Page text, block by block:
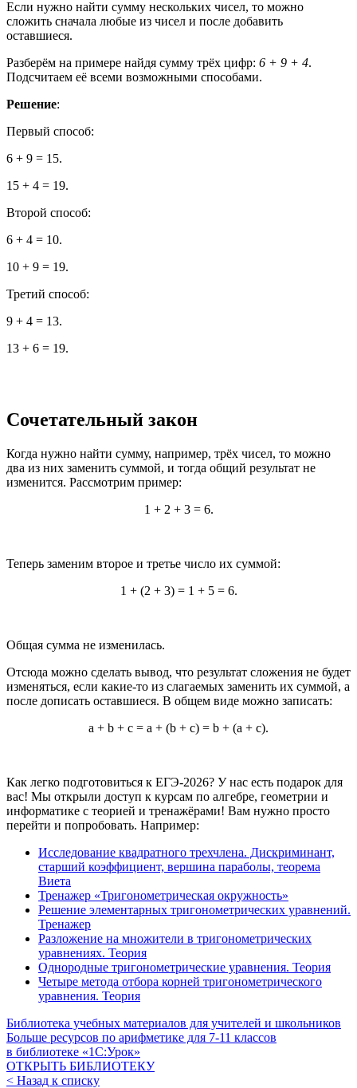
Если нужно найти сумму нескольких чисел, то можно
сложить сначала любые из чисел и после добавить
оставшиеся.
Разберём на примере найдя сумму трёх цифр: 6 + 9 + 4.
Подсчитаем её всеми возможными способами.
Решение:
Первый способ:
6 + 9 = 15.
15 + 4 = 19.
Второй способ:
6 + 4 = 10.
10 + 9 = 19.
Третий способ:
9 + 4 = 13.
13 + 6 = 19.
Сочетательный закон
Когда нужно найти сумму, например, трёх чисел, то можно
два из них заменить суммой, и тогда общий результат не
изменится. Рассмотрим пример:
1 + 2 + 3 = 6.
Теперь заменим второе и третье число их суммой:
1 + (2 + 3) = 1 + 5 = 6.
Общая сумма не изменилась.
Отсюда можно сделать вывод, что результат сложения не будет
изменяться, если какие-то из слагаемых заменить их суммой, а
после дописать оставшиеся. В общем виде можно записать:
a + b + c = a + (b + c) = b + (a + c).
Как легко подготовиться к ЕГЭ-2026? У нас есть подарок для
вас! Мы открыли доступ к курсам по алгебре, геометрии и
информатике с теорией и тренажёрами! Вам нужно просто
перейти и попробовать. Например:
Исследование квадратного трехчлена. Дискриминант,
старший коэффициент, вершина параболы, теорема
Виета
Тренажер «Тригонометрическая окружность»
Решение элементарных тригонометрических уравнений.
Тренажер
Разложение на множители в тригонометрических
уравнениях. Теория
Однородные тригонометрические уравнения. Теория
Четыре метода отбора корней тригонометрического
уравнения. Теория
Библиотека учебных материалов для учителей и школьников
Больше ресурсов по арифметике для 7-11 классов
в библиотеке «1С:Урок»
ОТКРЫТЬ БИБЛИОТЕКУ
< Назад к списку